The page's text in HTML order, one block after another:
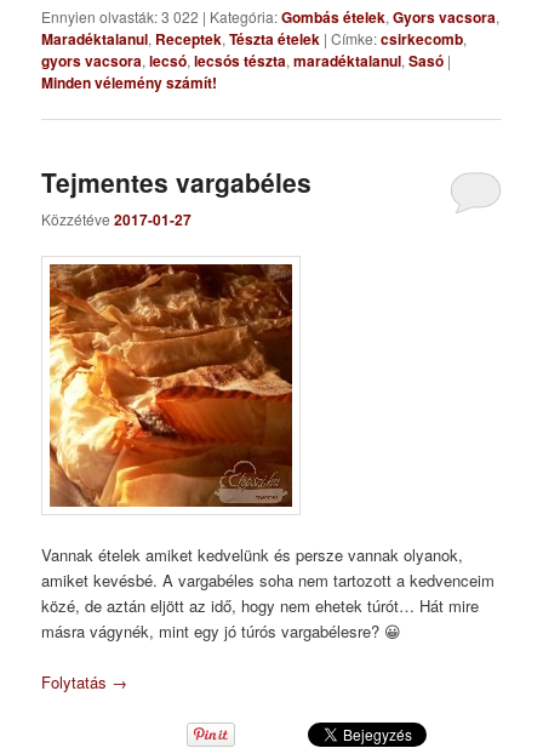
Ennyien olvasták: 3 022 | Kategória:Gombás ételek,Gyors vacsora,
Maradéktalanul, Receptek,Tészta ételek |Címke:csirkecomb,
gyors vacsora,lecsó,lecsós tészta,maradéktalanul,Sasó |
Minden vélemény számít!
Tejmentes vargabéles
Közzétéve2017-01-27
Vannak ételek amiket kedvelünk és persze vannak olyanok,
amiket kevésbé. A vargabéles soha nem tartozott a kedvenceim
közé, de aztán eljött az idő, hogy nem ehetek túrót… Hát mire
másra vágynék, mint egy jó túrós vargabélesre? 😀
Folytatás →